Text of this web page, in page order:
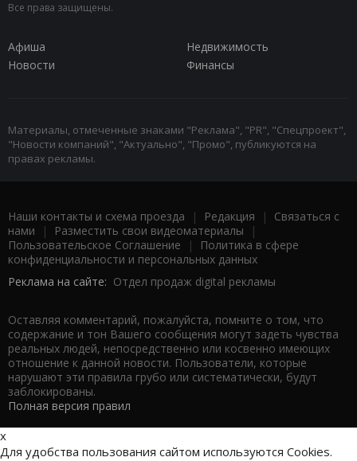
Все права защищены.
Афиша
Недвижимость
Новости
Финансы
Материалы, отмеченные знаками "Реклама", "PR", "Спецпроект",
"Новости компаний", "Актуально", "Промо", публикуются на
правах рекламы.
Наши контакты и схема проезда | Редакция | Связаться с
нами | Разместить свои видеоматериалы |
Пользовательское Соглашение |
Политика в сфере
конфиденциальности и персональных данных
Реклама на сайте: Отдел продаж digital рекламы
Оставляя комментарий, пожалуйста, помните о том, что
содержание и тон Вашего сообщения могут задеть чувства
реальных людей, непосредственно или косвенно имеющих
отношение к данной новости. Пользователи, которые
нарушают эти правила грубо или систематически, будут
заблокированы.
Полная версия правил
x
Для удобства пользования сайтом используются Cookies.